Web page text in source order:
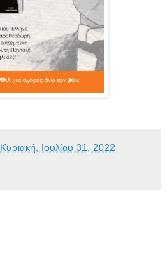
Κυριακή, Ιουλίου 31, 2022